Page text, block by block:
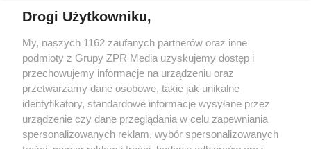
Żaden utwór zamieszczony w serwisie nie może być powielany i
rozpowszechniany lub dalej rozpowszechniany w jakikolwiek sposób (w
tym także elektroniczny lub mechaniczny) na jakimkolwiek polu
eksploatacji w jakiejkolwiek formie, włącznie z umieszczaniem w Internecie
bez pisemnej zgody właściciela praw. Jakiekolwiek użycie lub
wykorzystanie utworów w całości lub w części z naruszeniem prawa, tzn.
bez właściwej zgody, jest zabronione pod groźbą kary i może być ścigane
prawnie.
Drogi Użytkowniku,
My, naszych 1162 zaufanych partnerów oraz inne
podmioty z Grupy ZPR Media uzyskujemy dostęp i
przechowujemy informacje na urządzeniu oraz
przetwarzamy dane osobowe, takie jak unikalne
identyfikatory, standardowe informacje wysyłane przez
urządzenie czy dane przeglądania w celu zapewniania
spersonalizowanych reklam, wybór spersonalizowanych